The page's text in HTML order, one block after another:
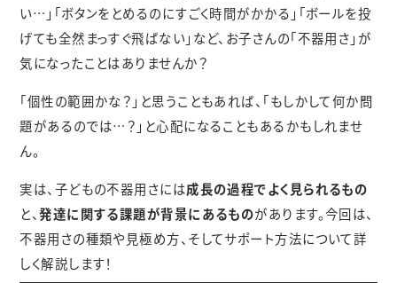
い…」「ボタンをとめるのにすごく時間がかかる」「ボールを投
げても全然まっすぐ飛ばない」など、お子さんの「不器用さ」が
気になったことはありませんか？
「個性の範囲かな？」と思うこともあれば、「もしかして何か問
題があるのでは…？」と心配になることもあるかもしれませ
ん。
実は、子どもの不器用さには成長の過程でよく見られるもの
と、発達に関する課題が背景にあるものがあります。今回は、
不器用さの種類や見極め方、そしてサポート方法について詳
しく解説します！